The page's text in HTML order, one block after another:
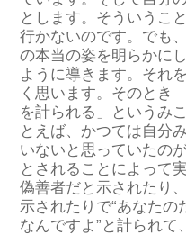
とします。そういうこ
行かないのです。でも
の本当の姿を明らかに
ように導きます。それ
く思います。そのとき
を計られる」というみ
とえば、かつては自分
いないと思っていたの
とされることによって
偽善者だと示されたり
示されたりで“あなたの
なんですよ”と計られ